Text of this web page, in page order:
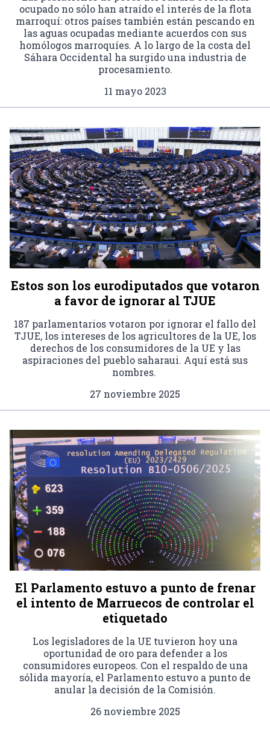
ocupado no sólo han atraído el interés de la flota
marroquí: otros países también están pescando en
las aguas ocupadas mediante acuerdos con sus
homólogos marroquíes. A lo largo de la costa del
Sáhara Occidental ha surgido una industria de
procesamiento.
11 mayo 2023
Estos son los eurodiputados que votaron
a favor de ignorar al TJUE
187 parlamentarios votaron por ignorar el fallo del
TJUE, los intereses de los agricultores de la UE, los
derechos de los consumidores de la UE y las
aspiraciones del pueblo saharaui. Aquí está sus
nombres.
27 noviembre 2025
El Parlamento estuvo a punto de frenar
el intento de Marruecos de controlar el
etiquetado
Los legisladores de la UE tuvieron hoy una
oportunidad de oro para defender a los
consumidores europeos. Con el respaldo de una
sólida mayoría, el Parlamento estuvo a punto de
anular la decisión de la Comisión.
26 noviembre 2025